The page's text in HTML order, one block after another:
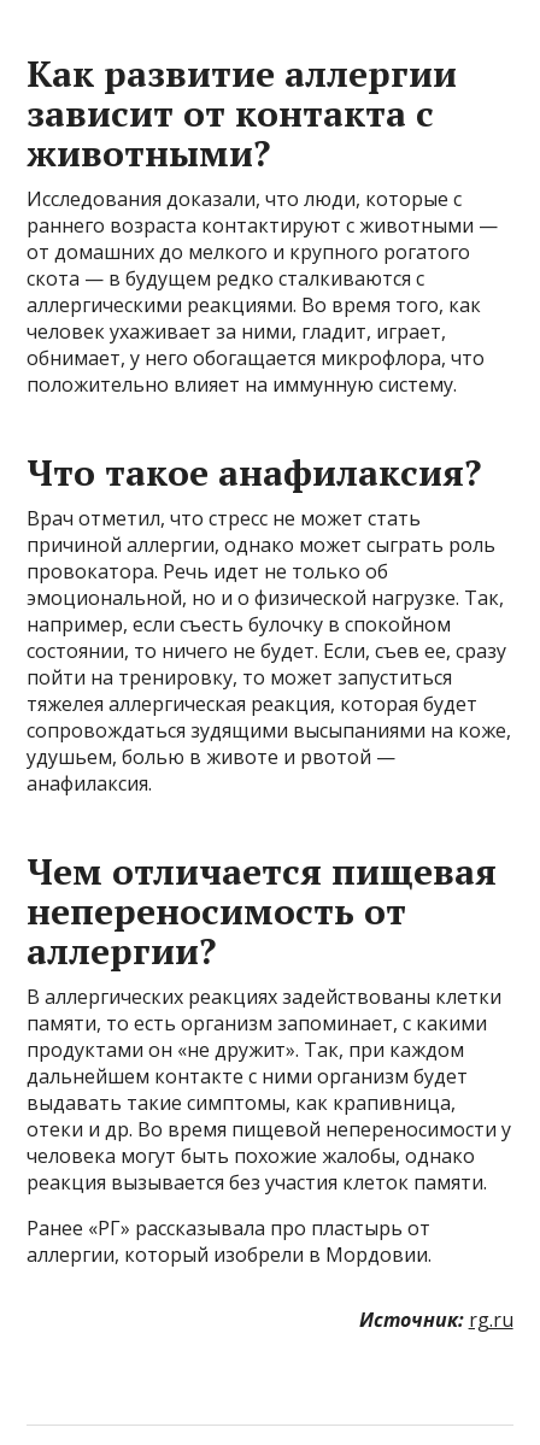
Как развитие аллергии
зависит от контакта с
животными?
Исследования доказали, что люди, которые с
раннего возраста контактируют с животными —
от домашних до мелкого и крупного рогатого
скота — в будущем редко сталкиваются с
аллергическими реакциями. Во время того, как
человек ухаживает за ними, гладит, играет,
обнимает, у него обогащается микрофлора, что
положительно влияет на иммунную систему.
Что такое анафилаксия?
Врач отметил, что стресс не может стать
причиной аллергии, однако может сыграть роль
провокатора. Речь идет не только об
эмоциональной, но и о физической нагрузке. Так,
например, если съесть булочку в спокойном
состоянии, то ничего не будет. Если, съев ее, сразу
пойти на тренировку, то может запуститься
тяжелея аллергическая реакция, которая будет
сопровождаться зудящими высыпаниями на коже,
удушьем, болью в животе и рвотой —
анафилаксия.
Чем отличается пищевая
непереносимость от
аллергии?
В аллергических реакциях задействованы клетки
памяти, то есть организм запоминает, с какими
продуктами он «не дружит». Так, при каждом
дальнейшем контакте с ними организм будет
выдавать такие симптомы, как крапивница,
отеки и др. Во время пищевой непереносимости у
человека могут быть похожие жалобы, однако
реакция вызывается без участия клеток памяти.
Ранее «РГ» рассказывала про пластырь от
аллергии, который изобрели в Мордовии.
Источник: rg.ru